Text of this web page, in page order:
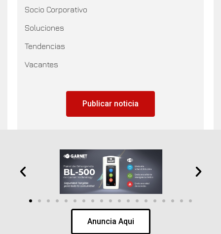
Socio Corporativo
Soluciones
Tendencias
Vacantes
Publicar noticia
Anuncia Aqui